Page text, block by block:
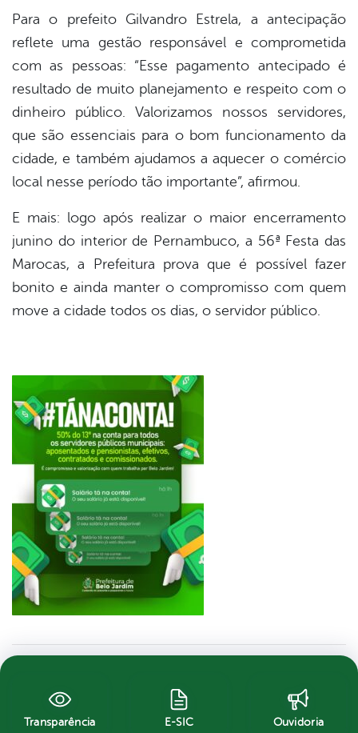
Para o prefeito Gilvandro Estrela, a antecipação
reflete uma gestão responsável e comprometida
com as pessoas: “Esse pagamento antecipado é
resultado de muito planejamento e respeito com o
dinheiro público. Valorizamos nossos servidores,
que são essenciais para o bom funcionamento da
cidade, e também ajudamos a aquecer o comércio
local nesse período tão importante”, afirmou.
E mais: logo após realizar o maior encerramento
junino do interior de Pernambuco, a 56ª Festa das
Marocas, a Prefeitura prova que é possível fazer
bonito e ainda manter o compromisso com quem
move a cidade todos os dias, o servidor público.
Transparência E-SIC Ouvidoria